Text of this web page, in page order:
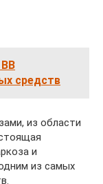
средств
из области
и
из самых